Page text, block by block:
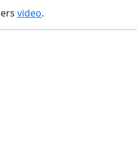
video.